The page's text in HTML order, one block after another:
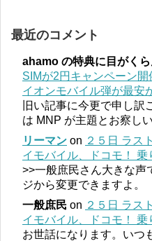
最近のコメント
ahamo の特典に目がく
SIMが2円キャンペーン
イオンモバイル弾が最安
旧い記事に今更で申し訳
は MNP が主題とお察し
リーマン on ２５日 ラス
イモバイル、ドコモ！ 乗
>>一般庶民さん大きな声
ジから変更できますよ。
一般庶民 on ２５日 ラス
イモバイル、ドコモ！ 乗
お世話になります。いつ